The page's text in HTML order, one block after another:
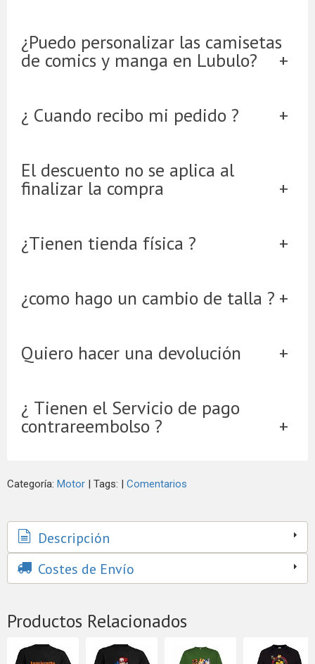
¿Puedo personalizar las camisetas
de comics y manga en Lubulo?
¿ Cuando recibo mi pedido ?
El descuento no se aplica al
finalizar la compra
¿Tienen tienda física ?
¿como hago un cambio de talla ?
Quiero hacer una devolución
¿ Tienen el Servicio de pago
contrareembolso ?
Categoría: Motor | Tags: | Comentarios
Descripción
Costes de Envío
Productos Relacionados